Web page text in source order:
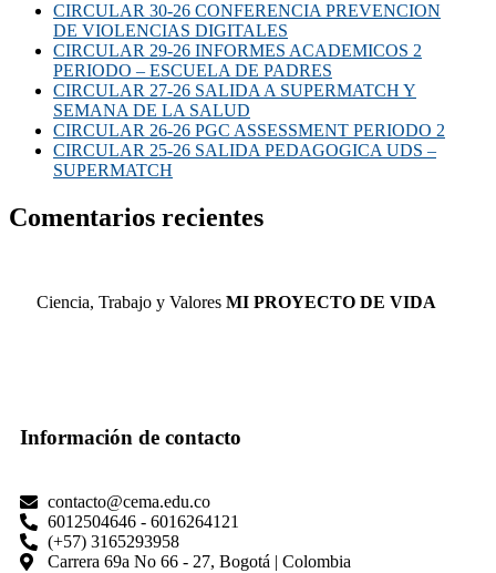
CIRCULAR 30-26 CONFERENCIA PREVENCION
DE VIOLENCIAS DIGITALES
CIRCULAR 29-26 INFORMES ACADEMICOS 2
PERIODO – ESCUELA DE PADRES
CIRCULAR 27-26 SALIDA A SUPERMATCH Y
SEMANA DE LA SALUD
CIRCULAR 26-26 PGC ASSESSMENT PERIODO 2
CIRCULAR 25-26 SALIDA PEDAGOGICA UDS –
SUPERMATCH
Comentarios recientes
Ciencia, Trabajo y Valores MI PROYECTO DE VIDA
Información de contacto
contacto@cema.edu.co
6012504646 - 6016264121
(+57) 3165293958
Carrera 69a No 66 - 27, Bogotá | Colombia